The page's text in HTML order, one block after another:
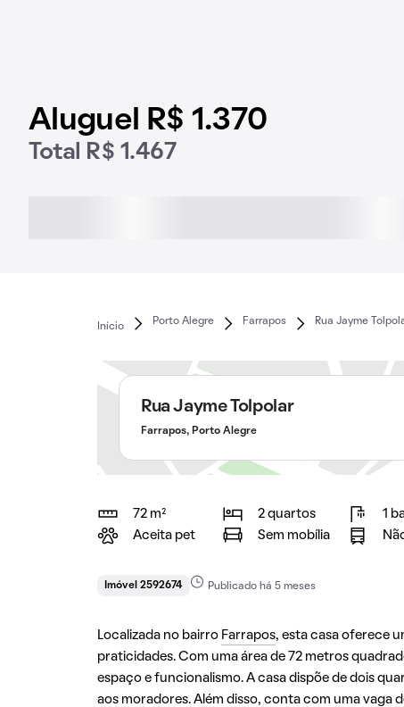
Aluguel R$ 1.370
Total R$ 1.467
Início
Porto Alegre Farrapos Rua Jayme
Rua Jayme Tolpolar
Farrapos, Porto Alegre
72 m² 2 quartos 1
Aceita pet
Sem mobília
Imóvel 2592674 Publicado há 5 meses
Localizada no bairro Farrapos, esta casa oferece
praticidades. Com uma área de 72 metros
espaço e funcionalismo. A casa dispõe de dois
aos moradores. Além disso, conta com uma